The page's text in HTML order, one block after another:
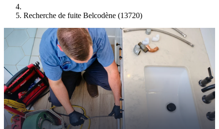
Recherche de fuite Belcodène (13720)